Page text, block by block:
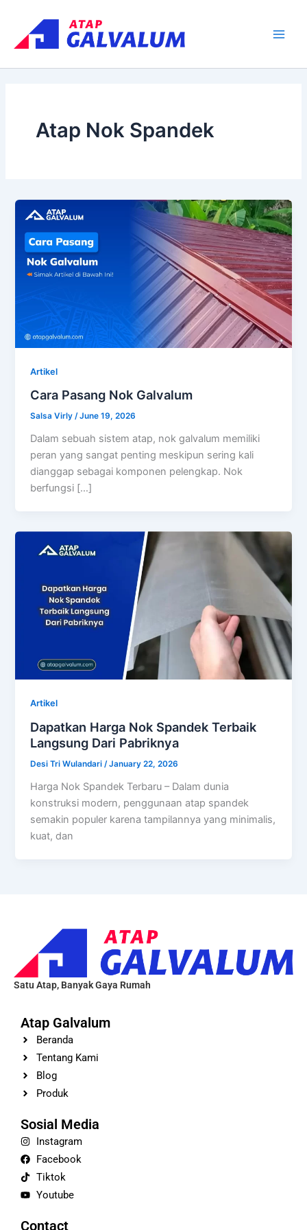
content
Atap Nok Spandek
Artikel
Cara Pasang Nok Galvalum
Salsa Virly/June 19, 2026
Dalam sebuah sistem atap, nok galvalum memiliki
peran yang sangat penting meskipun sering kali
dianggap sebagai komponen pelengkap. Nok
berfungsi […]
Artikel
Dapatkan Harga Nok Spandek Terbaik
Langsung Dari Pabriknya
Desi Tri Wulandari/January 22, 2026
Harga Nok Spandek Terbaru – Dalam dunia
konstruksi modern, penggunaan atap spandek
semakin populer karena tampilannya yang minimalis,
kuat, dan
Satu Atap, Banyak Gaya Rumah
Atap Galvalum
Beranda
Tentang Kami
Blog
Produk
Sosial Media
Instagram
Facebook
Tiktok
Youtube
Contact